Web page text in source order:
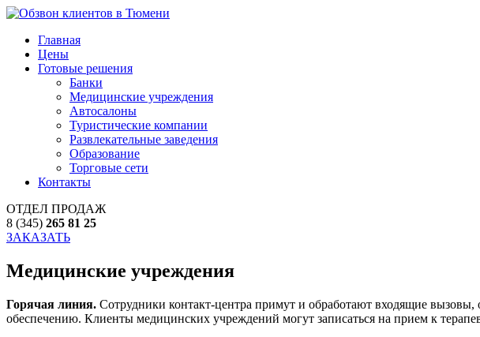
Главная
Цены
Готовые решения
Банки
Медицинские учреждения
Автосалоны
Туристические компании
Развлекательные заведения
Образование
Торговые сети
Контакты
ОТДЕЛ ПРОДАЖ
8 (345) 265 81 25
ЗАКАЗАТЬ
Медицинские учреждения
Горячая линия. Сотрудники контакт-центра примут и обработают входящие
обеспечению. Клиенты медицинских учреждений могут записаться на прием к